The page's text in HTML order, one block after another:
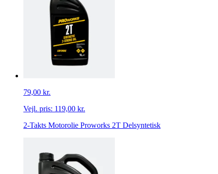
79,00 kr.
Vejl. pris: 119,00 kr.
2-Takts Motorolie Proworks 2T Delsyntetisk